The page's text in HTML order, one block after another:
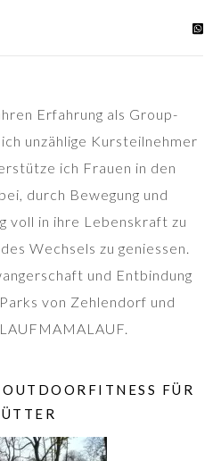
Erfahrung als Group-
unzählige Kursteilnehmer
ich Frauen in den
durch Bewegung und
voll in ihre Lebenskraft zu
Wechsels zu geniessen.
und Entbindung
von Zehlendorf und
FÜR